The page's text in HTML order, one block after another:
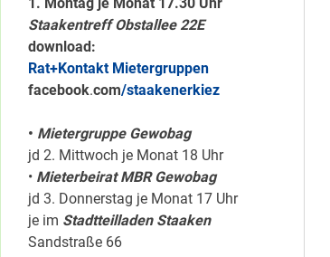
Staakentreff Obstallee 22E
download:
Rat+Kontakt Mietergruppen
facebook.com/staakenerkiez
• Mietergruppe Gewobag
jd 2. Mittwoch je Monat 18 Uhr
• Mieterbeirat MBR Gewobag
jd 3. Donnerstag je Monat 17 Uhr
je im Stadtteilladen Staaken
Sandstraße 66